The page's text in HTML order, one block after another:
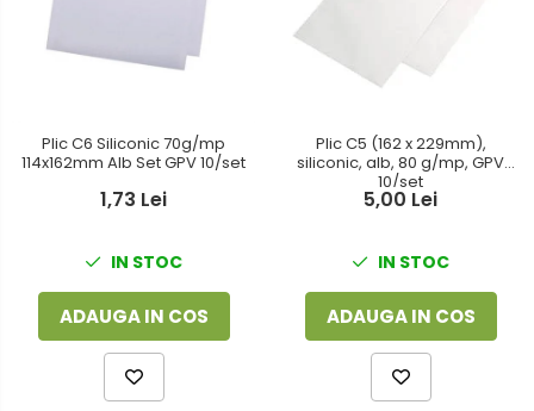
Plic C6 Siliconic 70g/mp
114x162mm Alb Set GPV 10/set
1,73 Lei
IN STOC
ADAUGA IN COS
Plic C5 (162 x 229mm),
siliconic, alb, 80 g/mp, GPV
10/set
5,00 Lei
IN STOC
ADAUGA IN COS